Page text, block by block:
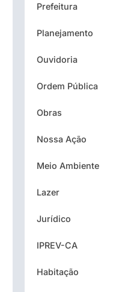
Prefeitura
Planejamento
Ouvidoria
Ordem Pública
Obras
Nossa Ação
Meio Ambiente
Lazer
Jurídico
IPREV-CA
Habitação